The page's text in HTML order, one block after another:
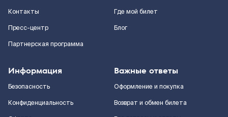
Контакты
Пресс-центр
Партнерская программа
Где мой билет
Блог
Информация
Безопасность
Конфиденциальность
Важные ответы
Оформление и покупка
Возврат и обмен билета